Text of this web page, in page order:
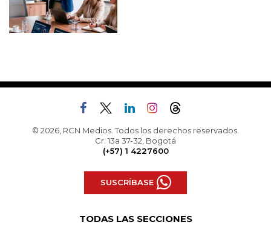
© 2026, RCN Medios. Todos los derechos reservados.
Cr. 13a 37-32, Bogotá
(+57) 1 4227600
SUSCRÍBASE
TODAS LAS SECCIONES